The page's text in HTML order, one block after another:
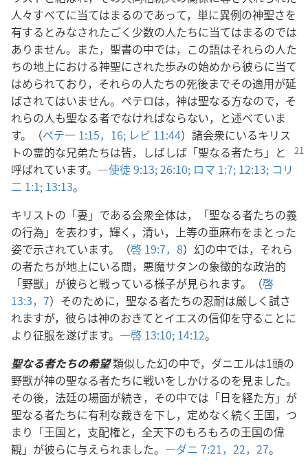
人々すべてに当てはまるのであって，単に異例の神聖さを
有するとみなされたごく少数の人たちに当てはまるのでは
ありません。また，聖書の中では，この語はそれらの人た
ちの地上における神聖にされた歩みの始めから彼らに当て
はめられており，それらの人たちの死後までその適用が延
ばされてはいません。ペテロは，神は聖なる方なので，そ
れらの人も聖なる者でなければならない，と述べていま
す。（ペテ一 1:15，16; レビ 11:44）諸会衆にいるキリス
トの霊的な兄弟たちは皆，しばしば「聖なる者たち」と
呼ばれています。―使徒 9:13;26:10; ロマ 1:7; 12:13; コリ
二 1:1; 13:13。
キリストの「妻」である会衆全体は，「聖なる者たちの義
の行為」を表わす，輝く，清い，上等の亜麻布をまとった
姿で示されています。（啓 19:7，8）幻の中では，それら
の者たちが地上にいる間，悪魔サタンの象徴的な政治的
「野獣」が彼らと戦っている様子が見られます。（啓
13:3， 7）そのために，聖なる者たちの忍耐は厳しく試さ
れますが，彼らは神のおきてとイエスの信仰を守ることに
より征服を遂げます。―啓 13:10; 14:12。
聖なる者たちの希望類似した幻の中で，ダニエルは1頭の
野獣が神の聖なる者たちに戦いをしかけるのを見ました。
その後，法廷の場面が続き，その中では「日を経た方」が
聖なる者たちに有利な裁きを下し，定めなく続く王国，つ
まり「王国と，支配権と，全天下のもろもろの王国の偉
観」が彼らに与えられました。―ダニ 7:21，22， 27。